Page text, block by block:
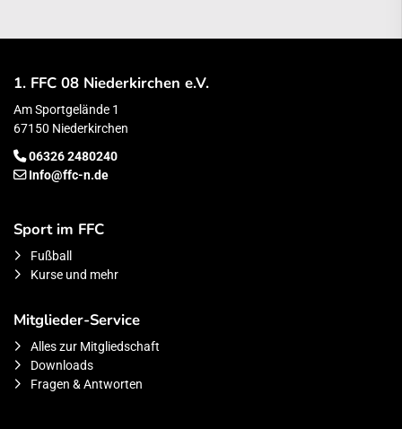
1. FFC 08 Niederkirchen e.V.
Am Sportgelände 1
67150 Niederkirchen
06326 2480240
Info@ffc-n.de
Sport im FFC
Fußball
Kurse und mehr
Mitglieder-Service
Alles zur Mitgliedschaft
Downloads
Fragen & Antworten